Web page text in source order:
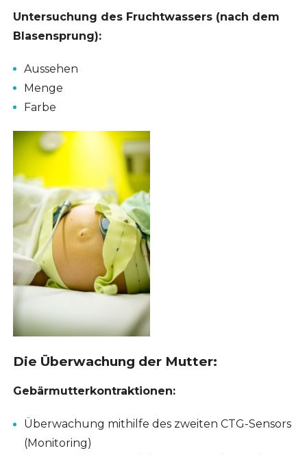
Untersuchung des Fruchtwassers (nach dem
Blasensprung):
Aussehen
Menge
Farbe
Die Überwachung der Mutter:
Gebärmutterkontraktionen:
Überwachung mithilfe des zweiten CTG-Sensors
(Monitoring)